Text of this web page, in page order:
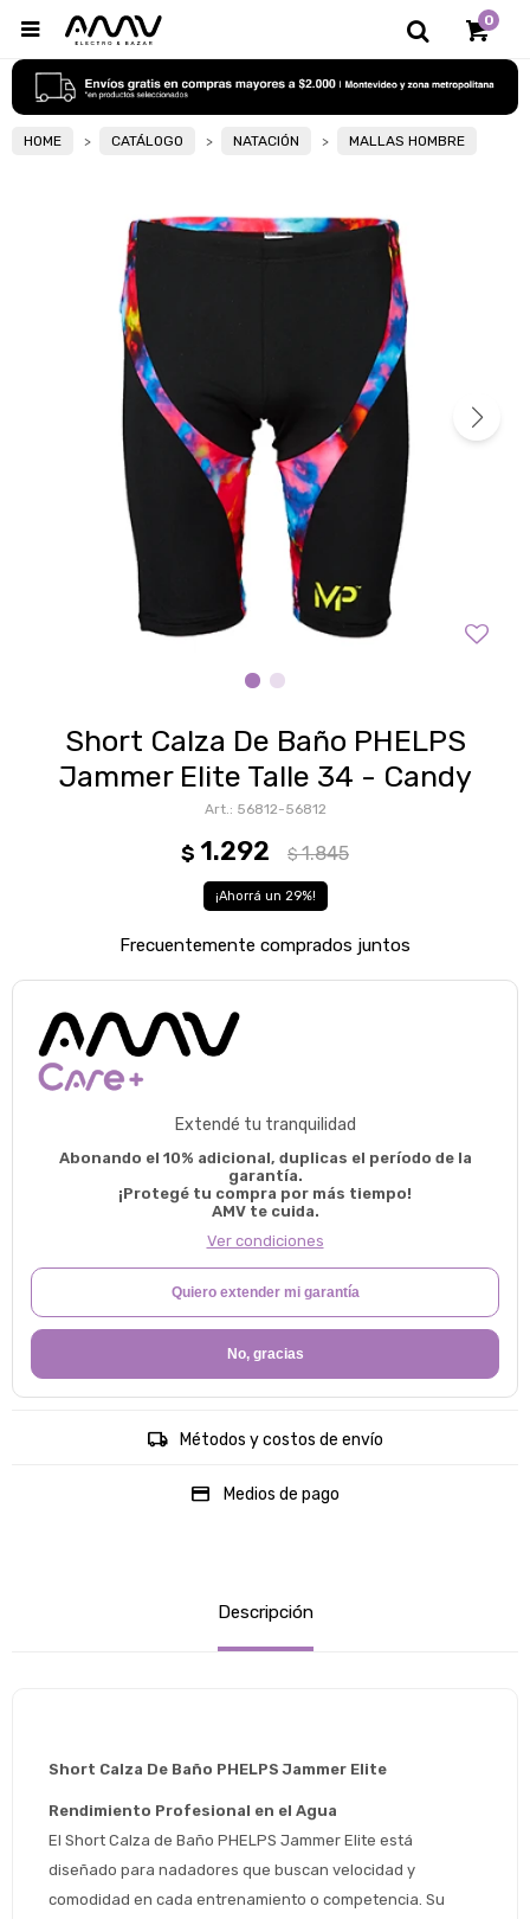
0

HOME CATÁLOGO NATACIÓN MALLAS HOMBRE
Short Calza De Baño PHELPS
Jammer Elite Talle 34 - Candy
56812-56812
$ 1.292 $ 1.845
29
Frecuentemente comprados juntos
Extendé tu tranquilidad
Abonando el 10% adicional, duplicas el período de la
garantía.
¡Protegé tu compra por más tiempo!
AMV te cuida.
Ver condiciones
Quiero extender mi garantía
No, gracias
Métodos y costos de envío
Medios de pago
Descripción
Short Calza De Baño PHELPS Jammer Elite
Rendimiento Profesional en el Agua
El Short Calza de Baño PHELPS Jammer Elite está
diseñado para nadadores que buscan velocidad y
comodidad en cada entrenamiento o competencia. Su